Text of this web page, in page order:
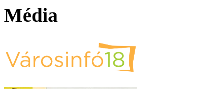
Média